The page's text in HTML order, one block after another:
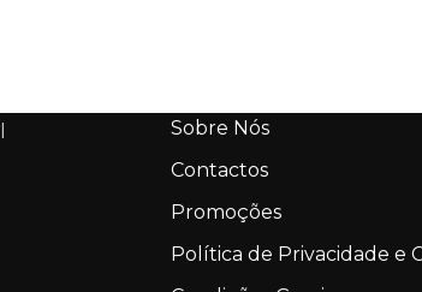
Sobre Nós
Contactos
Promoções
Política de Privacidade e